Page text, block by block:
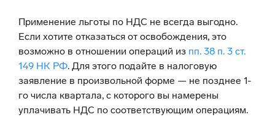
Применение льготы по НДС не всегда выгодно.
Если хотите отказаться от освобождения, это
возможно в отношении операций из пп. 38 п. 3 ст.
149 НК РФ. Для этого подайте в налоговую
заявление в произвольной форме — не позднее 1-
го числа квартала, с которого вы намерены
уплачивать НДС по соответствующим операциям.